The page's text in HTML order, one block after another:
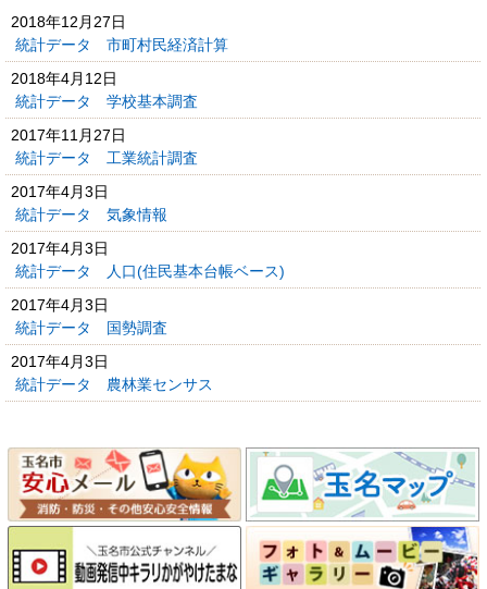
2018年12月27日
統計データ 市町村民経済計算
2018年4月12日
統計データ 学校基本調査
2017年11月27日
統計データ 工業統計調査
2017年4月3日
統計データ 気象情報
2017年4月3日
統計データ 人口(住民基本台帳ベース)
2017年4月3日
統計データ 国勢調査
2017年4月3日
統計データ 農林業センサス